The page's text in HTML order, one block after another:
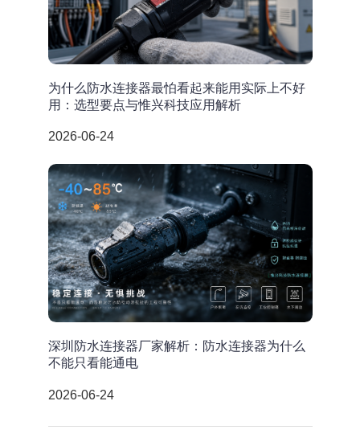
为什么防水连接器最怕看起来能用实际上不好
用：选型要点与惟兴科技应用解析
2026-06-24
深圳防水连接器厂家解析：防水连接器为什么
不能只看能通电
2026-06-24